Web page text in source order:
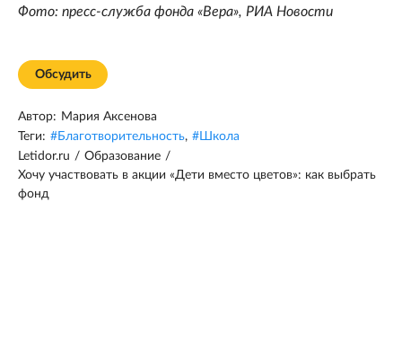
Фото: пресс-служба фонда «Вера», РИА Новости
Обсудить
Автор: Мария Аксенова
Теги: #Благотворительность, #Школа
Letidor.ru / Образование /
Хочу участвовать в акции «Дети вместо цветов»: как выбрать
фонд